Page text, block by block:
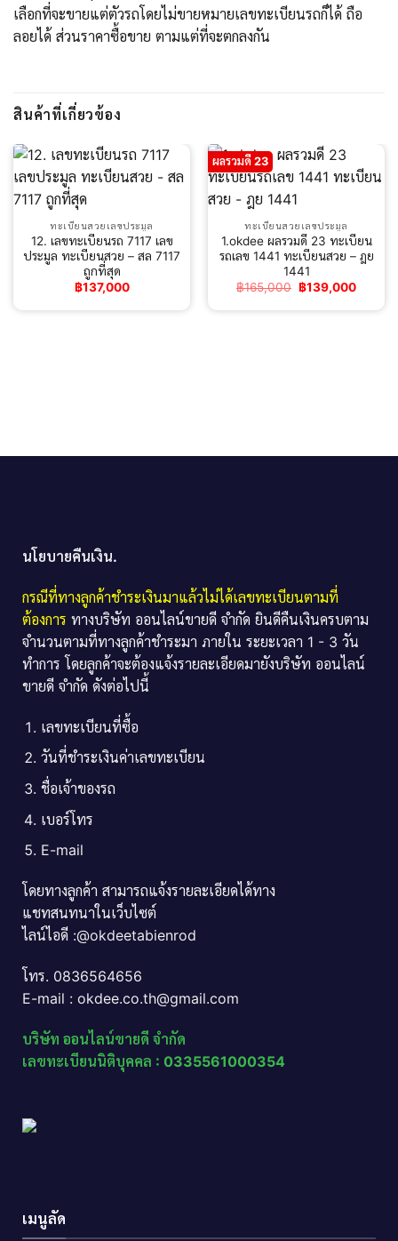
เลือกที่จะขายแต่ตัวรถโดยไม่ขายหมายเลขทะเบียนรถก็ได้ ถือ
ลอยได้ ส่วนราคาซื้อขาย ตามแต่ที่จะตกลงกัน
สินค้าที่เกี่ยวข้อง
ทะเบียนสวยเลขประมูล
12. เลขทะเบียนรถ 7117 เลข
ประมูล ทะเบียนสวย – สล 7117
ถูกที่สุด
฿137,000
ผลรวมดี 23
ทะเบียนสวยเลขประมูล
1.okdee ผลรวมดี 23 ทะเบียน
รถเลข 1441 ทะเบียนสวย – ฎย
1441
฿165,000 Original
price
฿139,000
นโยบายคืนเงิน.
กรณีที่ทางลูกค้าชำระเงินมาแล้วไม่ได้เลขทะเบียนตามที่
ต้องการ ทางบริษัท ออนไลน์ขายดี จำกัด ยินดีคืนเงินครบตาม
จำนวนตามที่ทางลูกค้าชำระมา ภายใน ระยะเวลา 1 - 3 วัน
ทำการ โดยลูกค้าจะต้องแจ้งรายละเอียดมายังบริษัท ออนไลน์
ขายดี จำกัด ดังต่อไปนี้
เลขทะเบียนที่ซื้อ
วันที่ชำระเงินค่าเลขทะเบียน
ชื่อเจ้าของรถ
เบอร์โทร
E-mail
โดยทางลูกค้า สามารถแจ้งรายละเอียดได้ทาง
แชทสนทนาในเว็บไซต์
ไลน์ไอดี :@okdeetabienrod
โทร. 0836564656
E-mail : okdee.co.th@gmail.com
บริษัท ออนไลน์ขายดี จำกัด
เลขทะเบียนนิติบุคคล : 0335561000354
เมนูลัด